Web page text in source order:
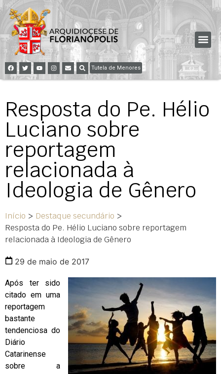
Tutela de Menores
Resposta do Pe. Hélio
Luciano sobre
reportagem
relacionada à
Ideologia de Gênero
Início > Destaque secundário >
Resposta do Pe. Hélio Luciano sobre reportagem
relacionada à Ideologia de Gênero
29 de maio de 2017
Após ter sido
citado em uma
reportagem
bastante
tendenciosa do
Diário
Catarinense
sobre a